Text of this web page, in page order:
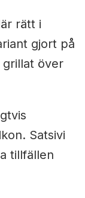
rätt i
gjort på
över
Satsivi
tillfällen